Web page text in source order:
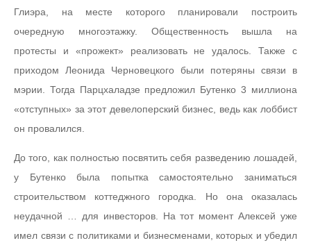
Глиэра, на месте которого планировали построить
очередную многоэтажку. Общественность вышла на
протесты и «прожект» реализовать не удалось. Также с
приходом Леонида Черновецкого были потеряны связи в
мэрии. Тогда Парцхаладзе предложил Бутенко 3 миллиона
«отступных» за этот девелоперский бизнес, ведь как лоббист
он провалился.
До того, как полностью посвятить себя разведению лошадей,
у Бутенко была попытка самостоятельно заниматься
строительством коттеджного городка. Но она оказалась
неудачной … для инвесторов. На тот момент Алексей уже
имел связи с политиками и бизнесменами, которых и убедил